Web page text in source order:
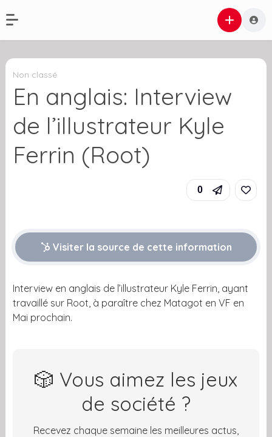
Non classé
En anglais: Interview
de l’illustrateur Kyle
Ferrin (Root)
0
Visiter la source de cette information
Interview en anglais de l’illustrateur Kyle Ferrin, ayant
travaillé sur Root, à paraître chez Matagot en VF en
Mai prochain.
🎲 Vous aimez les jeux
de société ?
Recevez chaque semaine les meilleures actus,